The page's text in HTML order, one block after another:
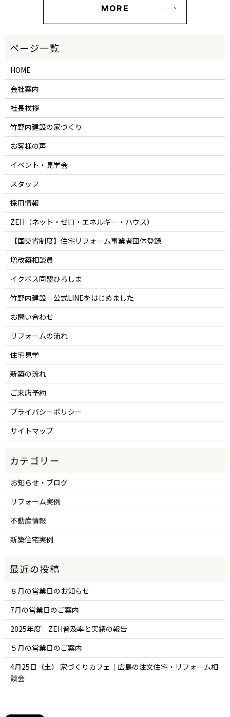
MORE
HOME
会社案内
社長挨拶
竹野内建設の家づくり
お客様の声
イベント・見学会
スタッフ
採用情報
ZEH（ネット・ゼロ・エネルギー・ハウス）
【国交省制度】住宅リフォーム事業者団体登録
増改築相談員
イクボス同盟ひろしま
竹野内建設 公式LINEをはじめました
お問い合わせ
リフォームの流れ
住宅見学
新築の流れ
ご来店予約
プライバシーポリシー
サイトマップ
お知らせ・ブログ
リフォーム実例
不動産情報
新築住宅実例
８月の営業日のお知らせ
7月の営業日のご案内
2025年度 ZEH普及率と実績の報告
５月の営業日のご案内
4月25日（土） 家づくりカフェ｜広島の注文住宅・リフォーム相
談会